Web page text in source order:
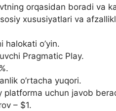
orqasidan boradi va
xususiyatlari va
halokati o’yin.
Pragmatic Play.
o’rtacha yuqori.
platforma uchun javob
– $1.